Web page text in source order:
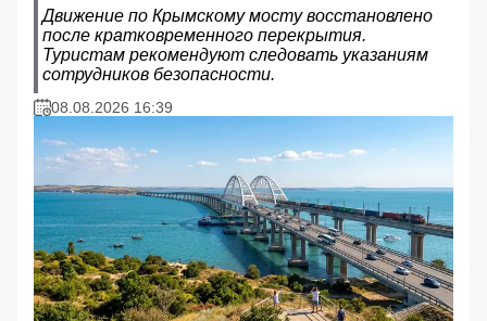
Движение по Крымскому мосту восстановлено
после кратковременного перекрытия.
Туристам рекомендуют следовать указаниям
сотрудников безопасности.
08.08.2026 16:39